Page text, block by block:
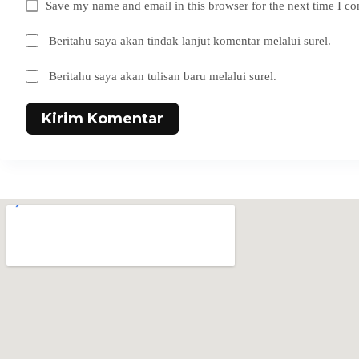
Save my name and email in this browser for the next time I
Beritahu saya akan tindak lanjut komentar melalui surel.
Beritahu saya akan tulisan baru melalui surel.
Kirim Komentar